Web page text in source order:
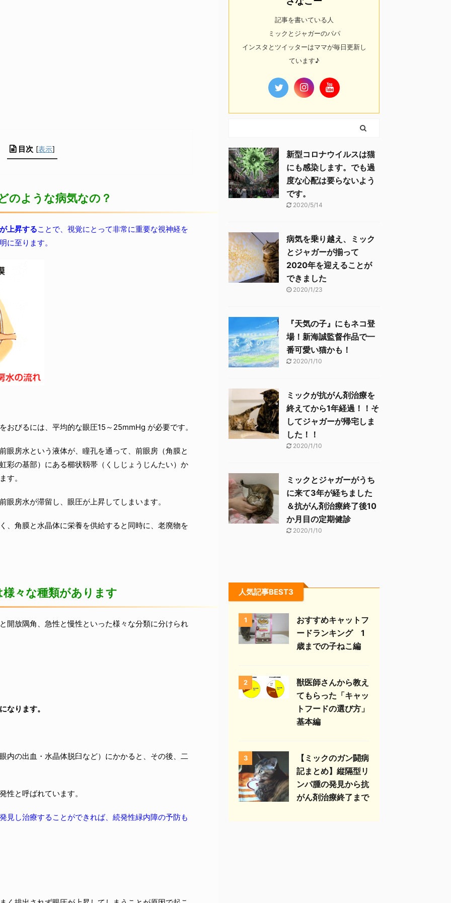
目次 [表示]
のような病気なの？
上昇することで、視覚にとって非常に重要な視神経を
に至ります。
おびるには、平均的な眼圧15～25mmHg が必要です。
眼房水という液体が、瞳孔を通って、前眼房（角膜と
彩の基部）にある櫛状靱帯（くしじょうじんたい）か
す。
眼房水が滞留し、眼圧が上昇してしまいます。
、角膜と水晶体に栄養を供給すると同時に、老廃物を
様々な種類があります
開放隅角、急性と慢性といった様々な分類に分けられ
なります。
の出血・水晶体脱臼など）にかかると、その後、二
と呼ばれています。
見し治療することができれば、続発性緑内障の予防も
記事を書いている人
ミックとジャガーのパパ
インスタとツイッターはママが毎日更新し
ています♪
新型コロナウイルスは猫
にも感染します。でも過
度な心配は要らないよう
です。
2020/5/14
病気を乗り越え、ミック
とジャガーが揃って
2020年を迎えることが
できました
2020/1/23
『天気の子』にもネコ登
場！新海誠監督作品で一
番可愛い猫かも！
2020/1/10
ミックが抗がん剤治療を
終えてから1年経過！！そ
してジャガーが帰宅しま
した！！
2020/1/10
ミックとジャガーがうち
に来て3年が経ちました
＆抗がん剤治療終了後10
か月目の定期健診
2020/1/10
人気記事BEST3
1
おすすめキャットフ
ードランキング 1
歳までの子ねこ編
2
獣医師さんから教え
てもらった「キャッ
トフードの選び方」
基本編
3
【ミックのガン闘病
記まとめ】縦隔型リ
ンパ腫の発見から抗
がん剤治療終了まで